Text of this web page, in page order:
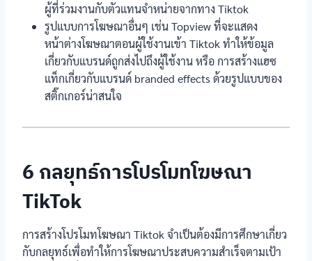
ผู้ที่ร่วมงานกับตัวแทนจำหน่ายจากทาง Tiktok
รูปแบบการโฆษณาอื่นๆ เช่น Topview ที่จะแสดง
หน้าต่างโฆษณาตอนผู้ใช้งานเข้า Tiktok ทำให้ข้อมูล
เกี่ยวกับแบรนด์ถูกส่งไปถึงผู้ใช้งาน หรือ การสร้างแฮซ
แท็กเกี่ยวกับแบรนด์ branded effects ด้วยรูปแบบของ
สติ๊กเกอร์น่าสนใจ
6 กลยุทธ์การโปรโมทโฆษณา
TikTok
การสร้างโปรโมทโฆษณา Tiktok จำเป็นต้องมีการศึกษาเกี่ยว
กับกลยุทธ์เพื่อทำให้การโฆษณาประสบความสำเร็จตามเป้า